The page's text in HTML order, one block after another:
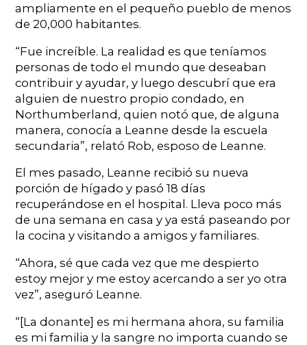
ampliamente en el pequeño pueblo de menos
de 20,000 habitantes.
“Fue increíble. La realidad es que teníamos
personas de todo el mundo que deseaban
contribuir y ayudar, y luego descubrí que era
alguien de nuestro propio condado, en
Northumberland, quien notó que, de alguna
manera, conocía a Leanne desde la escuela
secundaria”, relató Rob, esposo de Leanne.
El mes pasado, Leanne recibió su nueva
porción de hígado y pasó 18 días
recuperándose en el hospital. Lleva poco más
de una semana en casa y ya está paseando por
la cocina y visitando a amigos y familiares.
“Ahora, sé que cada vez que me despierto
estoy mejor y me estoy acercando a ser yo otra
vez”, aseguró Leanne.
“[La donante] es mi hermana ahora, su familia
es mi familia y la sangre no importa cuando se